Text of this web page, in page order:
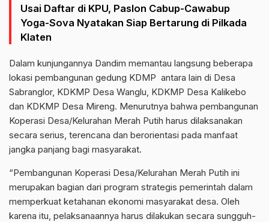
Usai Daftar di KPU, Paslon Cabup-Cawabup
Yoga-Sova Nyatakan Siap Bertarung di Pilkada
Klaten
Dalam kunjungannya Dandim memantau langsung beberapa
lokasi pembangunan gedung KDMP antara lain di Desa
Sabranglor, KDKMP Desa Wanglu, KDKMP Desa Kalikebo
dan KDKMP Desa Mireng. Menurutnya bahwa pembangunan
Koperasi Desa/Kelurahan Merah Putih harus dilaksanakan
secara serius, terencana dan berorientasi pada manfaat
jangka panjang bagi masyarakat.
“Pembangunan Koperasi Desa/Kelurahan Merah Putih ini
merupakan bagian dari program strategis pemerintah dalam
memperkuat ketahanan ekonomi masyarakat desa. Oleh
karena itu, pelaksanaannya harus dilakukan secara sungguh-